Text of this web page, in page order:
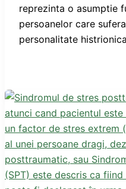
reprezinta o asumptie
persoanelor care
personalitate histrionica